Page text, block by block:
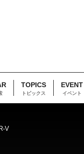
TOPICS
トピックス
EVENT
イベント
V